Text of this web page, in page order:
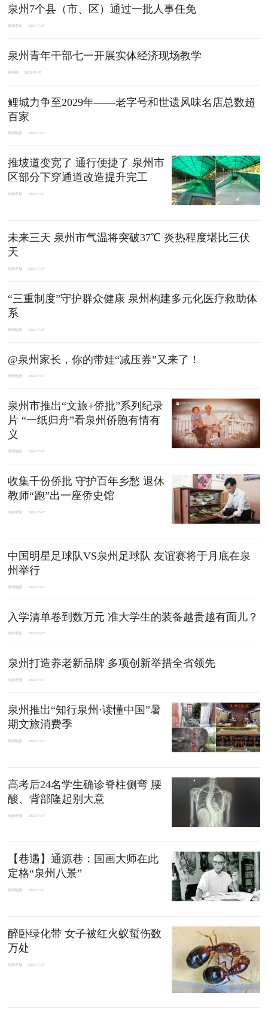
泉州7个县（市、区）通过一批人事任免
泉州发布 2026-07-07
泉州青年干部七一开展实体经济现场教学
泉州网 2026-07-07
鲤城力争至2029年——老字号和世遗风味名店总数超
百家
泉州晚报 2026-07-07
推坡道变宽了 通行便捷了 泉州市
区部分下穿通道改造提升完工
东南早报 2026-07-07
未来三天 泉州市气温将突破37℃ 炎热程度堪比三伏
天
东南早报 2026-07-07
“三重制度”守护群众健康 泉州构建多元化医疗救助体
系
泉州晚报 2026-07-07
@泉州家长，你的带娃“减压券”又来了！
泉州晚报 2026-07-07
泉州市推出“文旅+侨批”系列纪录
片 “一纸归舟”看泉州侨胞有情有
义
泉州晚报 2026-07-07
收集千份侨批 守护百年乡愁 退休
教师“跑”出一座侨史馆
东南早报 2026-07-07
中国明星足球队VS泉州足球队 友谊赛将于月底在泉
州举行
泉州晚报 2026-07-07
入学清单卷到数万元 准大学生的装备越贵越有面儿？
东南早报 2026-07-07
泉州打造养老新品牌 多项创新举措全省领先
东南早报 2026-07-07
泉州推出“知行泉州·读懂中国”暑
期文旅消费季
泉州晚报 2026-07-07
高考后24名学生确诊脊柱侧弯 腰
酸、背部隆起别大意
东南早报 2026-07-07
【巷遇】通源巷：国画大师在此
定格“泉州八景”
泉州晚报 2026-07-07
醉卧绿化带 女子被红火蚁蜇伤数
万处
东南早报 2026-07-07